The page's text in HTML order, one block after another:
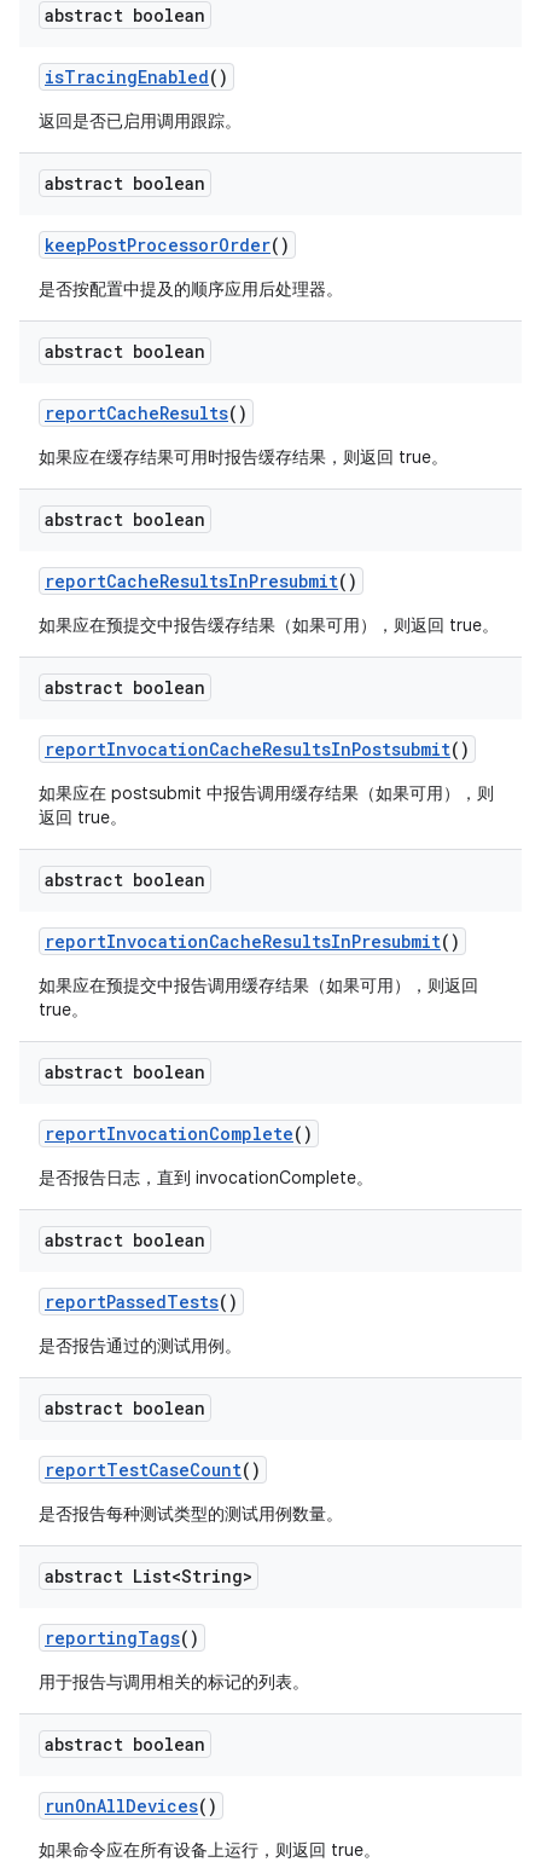
abstract boolean
isTracingEnabled()
返回是否已启用调用跟踪。
abstract boolean
keepPostProcessorOrder()
是否按配置中提及的顺序应用后处理器。
abstract boolean
reportCacheResults()
如果应在缓存结果可用时报告缓存结果，则返回 true。
abstract boolean
reportCacheResultsInPresubmit()
如果应在预提交中报告缓存结果（如果可用），则返回 true。
abstract boolean
reportInvocationCacheResultsInPostsubmit()
如果应在 postsubmit 中报告调用缓存结果（如果可用），则
返回 true。
abstract boolean
reportInvocationCacheResultsInPresubmit()
如果应在预提交中报告调用缓存结果（如果可用），则返回
true。
abstract boolean
reportInvocationComplete()
是否报告日志，直到 invocationComplete。
abstract boolean
reportPassedTests()
是否报告通过的测试用例。
abstract boolean
reportTestCaseCount()
是否报告每种测试类型的测试用例数量。
abstract List<String>
reportingTags()
用于报告与调用相关的标记的列表。
abstract boolean
runOnAllDevices()
如果命令应在所有设备上运行，则返回 true。